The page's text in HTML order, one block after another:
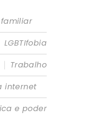
LGBTIfobia
| Trabalho
internet
e poder